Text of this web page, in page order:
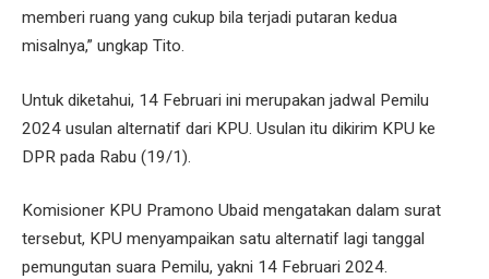
memberi ruang yang cukup bila terjadi putaran kedua
misalnya,” ungkap Tito.
Untuk diketahui, 14 Februari ini merupakan jadwal Pemilu
2024 usulan alternatif dari KPU. Usulan itu dikirim KPU ke
DPR pada Rabu (19/1).
Komisioner KPU Pramono Ubaid mengatakan dalam surat
tersebut, KPU menyampaikan satu alternatif lagi tanggal
pemungutan suara Pemilu, yakni 14 Februari 2024.